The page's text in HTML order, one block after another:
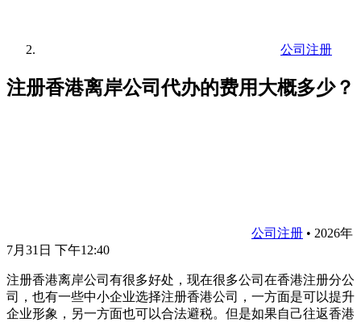
公司注册
注册香港离岸公司代办的费用大概多少？
公司注册 • 2026年
7月31日 下午12:40
注册香港离岸公司有很多好处，现在很多公司在香港注册分公
司，也有一些中小企业选择注册香港公司，一方面是可以提升
企业形象，另一方面也可以合法避税。但是如果自己往返香港